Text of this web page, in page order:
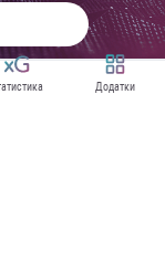
Додатки